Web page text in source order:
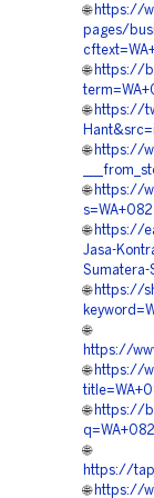
🌐 https://
pages/
🌐 https://
🌐 https://
🌐 https://
🌐 https://
🌐 https://
Jasa-
Sumatera-
🌐 https://
🌐
https://
🌐 https://
🌐 https://
🌐
https://
🌐 https://